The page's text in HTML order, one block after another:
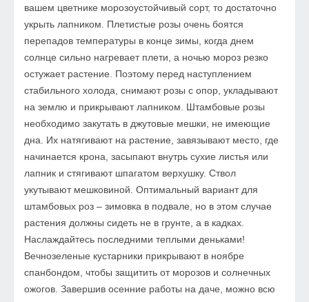
вашем цветнике морозоустойчивый сорт, то достаточно
укрыть лапником. Плетистые розы очень боятся
перепадов температуры в конце зимы, когда днем
солнце сильно нагревает плети, а ночью мороз резко
остужает растение. Поэтому перед наступлением
стабильного холода, снимают розы с опор, укладывают
на землю и прикрывают лапником. Штамбовые розы
необходимо закутать в джутовые мешки, не имеющие
дна. Их натягивают на растение, завязывают место, где
начинается крона, засыпают внутрь сухие листья или
лапник и стягивают шпагатом верхушку. Ствол
укутывают мешковиной. Оптимальный вариант для
штамбовых роз – зимовка в подвале, но в этом случае
растения должны сидеть не в грунте, а в кадках.
Наслаждайтесь последними теплыми деньками!
Вечнозеленые кустарники прикрывают в ноябре
спанбондом, чтобы защитить от морозов и солнечных
ожогов. Завершив осенние работы на даче, можно всю